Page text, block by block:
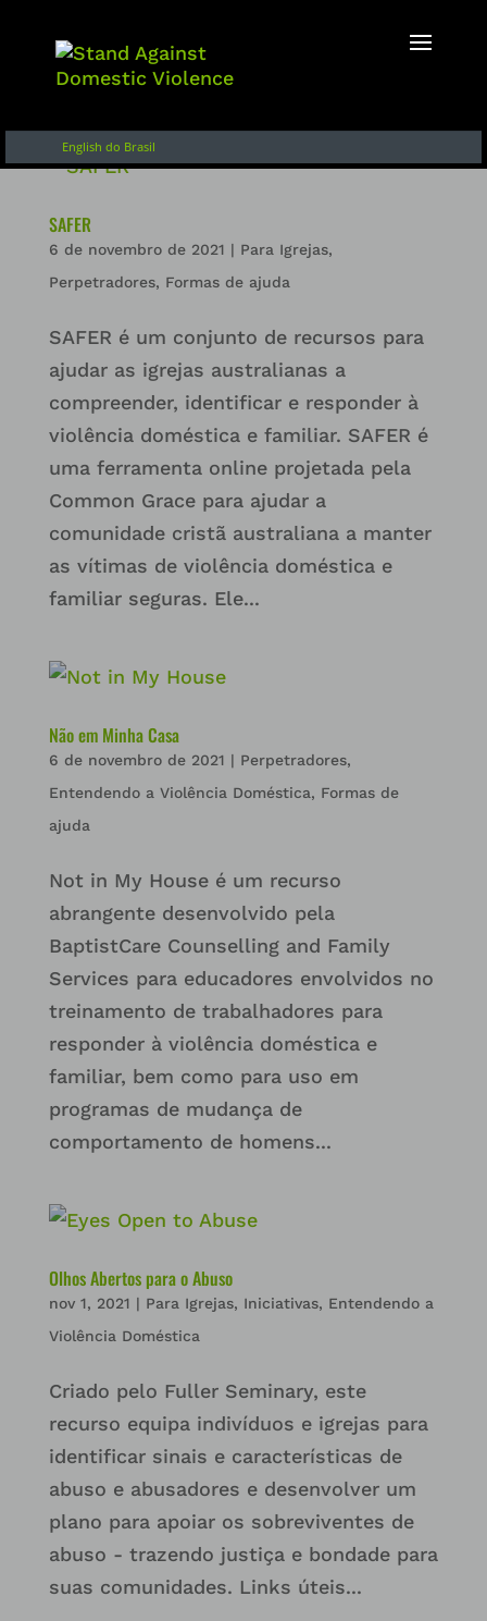
SAFER
6 de novembro de 2021 | Para Igrejas,
Perpetradores, Formas de ajuda
SAFER é um conjunto de recursos para
ajudar as igrejas australianas a
compreender, identificar e responder à
violência doméstica e familiar. SAFER é
uma ferramenta online projetada pela
Common Grace para ajudar a
comunidade cristã australiana a manter
as vítimas de violência doméstica e
familiar seguras. Ele...
Não em Minha Casa
6 de novembro de 2021 | Perpetradores,
Entendendo a Violência Doméstica, Formas de
ajuda
Not in My House é um recurso
abrangente desenvolvido pela
BaptistCare Counselling and Family
Services para educadores envolvidos no
treinamento de trabalhadores para
responder à violência doméstica e
familiar, bem como para uso em
programas de mudança de
comportamento de homens...
Olhos Abertos para o Abuso
nov 1, 2021 | Para Igrejas, Iniciativas, Entendendo a
Violência Doméstica
Criado pelo Fuller Seminary, este
recurso equipa indivíduos e igrejas para
identificar sinais e características de
abuso e abusadores e desenvolver um
plano para apoiar os sobreviventes de
abuso - trazendo justiça e bondade para
suas comunidades. Links úteis...
Français
English do Brasil